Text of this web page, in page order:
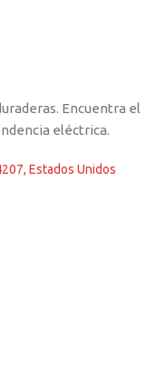
Encuentra el
eléctrica.
Estados Unidos